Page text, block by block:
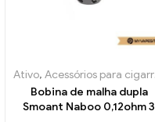
Ativo, Acessórios para cigarros eletrônicos
Bobina de malha dupla
Smoant Naboo 0,12ohm 3